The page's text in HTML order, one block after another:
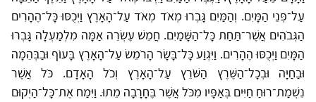
עַל־פְּנֵי הַמָּיִם. וְהַמַּיִם גָּבְרוּ מְאֹד מְאֹד עַל־הָאָרֶץ וַיְכֻסּוּ כָּל־הֶהָרִים
הַגְּבֹהִים אֲשֶׁר־תַּחַת כָּל־הַשָּׁמַיִם. חֲמֵשׁ עֶשְׂרֵה אַמָּה מִלְמַעְלָה גָּבְרוּ
הַמָּיִם וַיְכֻסּוּ הֶהָרִים. וַיִּגְוַע כָּל־בָּשָׂר הָרֹמֵשׂ עַל־הָאָרֶץ בָּעוֹף וּבַבְּהֵמָה
וּבַחַיָּה וּבְכָל־הַשֶּׁרֶץ הַשֹּׁרֵץ עַל־הָאָרֶץ וְכֹל הָאָדָם. כֹּל אֲשֶׁר
נִשְׁמַת־רוּחַ חַיִּים בְּאַפָּיו מִכֹּל אֲשֶׁר בֶּחָרָבָה מֵתוּ. וַיִּמַח אֶת־כָּל־הַיְקוּם